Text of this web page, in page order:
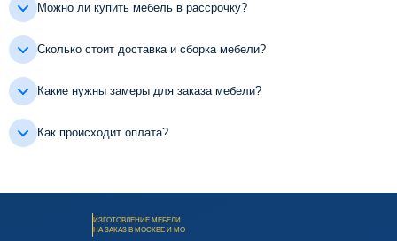
Можно ли купить мебель в рассрочку?
Сколько стоит доставка и сборка мебели?
Какие нужны замеры для заказа мебели?
Как происходит оплата?
ИЗГОТОВЛЕНИЕ МЕБЕЛИ
НА ЗАКАЗ В МОСКВЕ И МО